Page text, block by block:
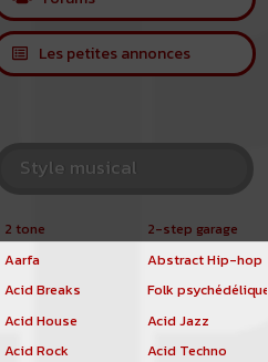
Les petites annonces
Style musical
2 tone
2-step garage
Aarfa
Abstract Hip-hop
Acid Breaks
Folk psychédélique
Acid House
Acid Jazz
Acid Rock
Acid Techno